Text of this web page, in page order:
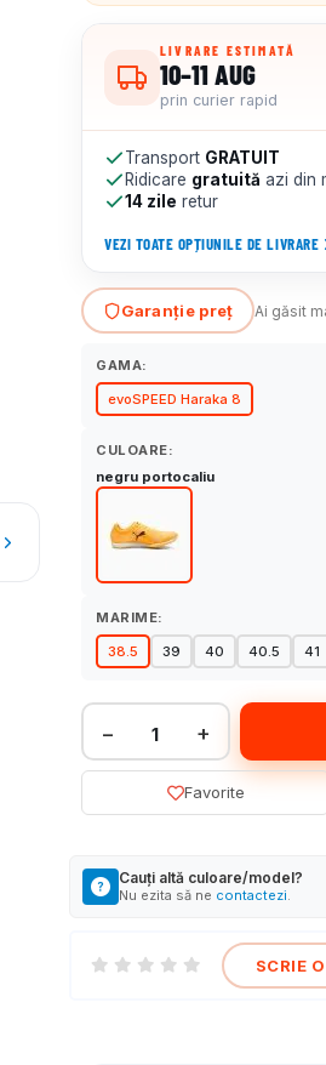
LIVRARE ESTIMATĂ
10–11 AUG
prin curier rapid
Transport GRATUIT
Ridicare gratuită azi din
14 zile retur
VEZI TOATE OPȚIUNILE DE LIVRARE
Garanție preț Ai găsit
GAMA:
evoSPEED Haraka 8
CULOARE:
negru portocaliu
MARIME:
38.5
39 40 40.5 41
− +
Favorite
Cauți altă culoare/model?
Nu ezita să ne contactezi.
SCRIE